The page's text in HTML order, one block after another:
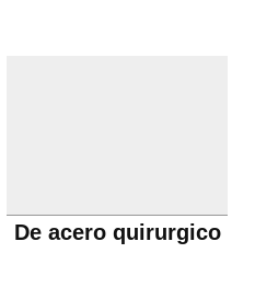
De acero quirurgico